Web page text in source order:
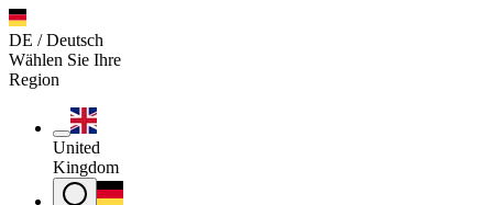
DE / Deutsch
Wählen Sie Ihre
Region
United
Kingdom